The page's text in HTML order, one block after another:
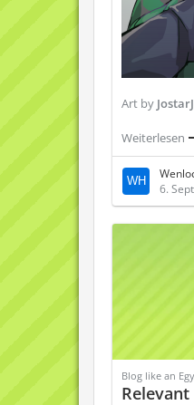
Art by
Weiterlesen
6.
Blog like an